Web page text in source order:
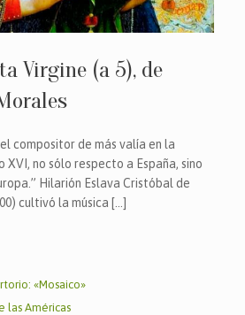
Virgine (a 5), de
compositor de más valía en la
no sólo respecto a España, sino
Hilarión Eslava Cristóbal de
cultivó la música […]
«Mosaico»
las Américas